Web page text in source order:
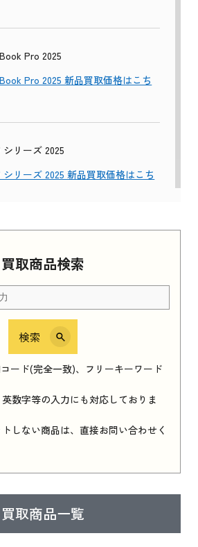
買取商品検索
検索
コード(完全一致)、フリーキーワード
英数字等の入力にも対応しておりま
トしない商品は、直接お問い合わせく
買取商品一覧
Pro 2025
Pro 2025 新品買取価格はこち
シリーズ 2025
シリーズ 2025 新品買取価格はこち
Series 11 2025 新品買取価格はこ
シリーズ 2025
シリーズ 2025 新品買取価格はこち
チ 2025年春モデル